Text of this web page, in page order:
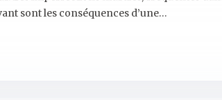
sont les conséquences d’une…